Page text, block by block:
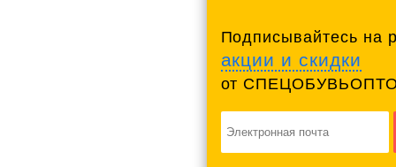
Подписывайтесь на
акции и скидки
от